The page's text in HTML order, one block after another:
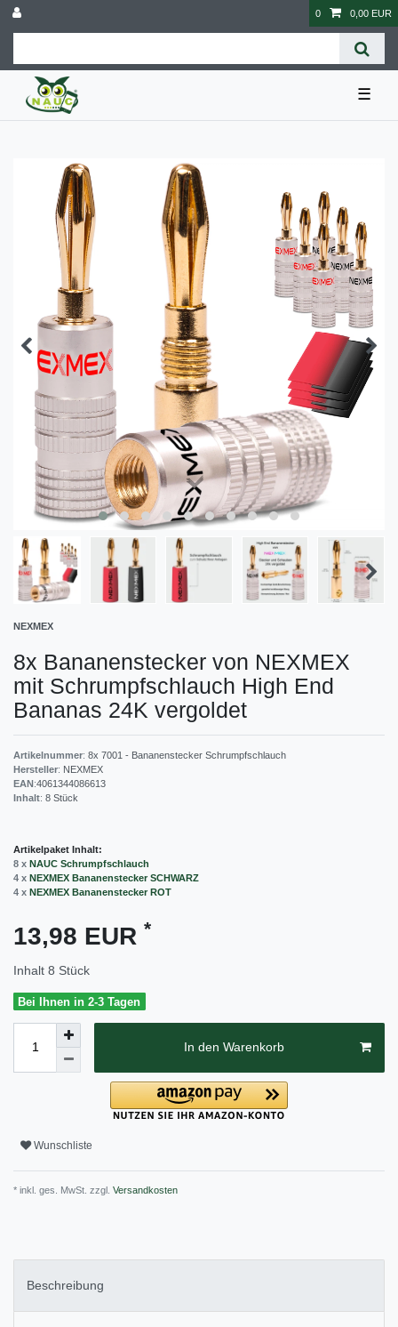
0 0,00 EUR
☰
NEXMEX
8x Bananenstecker von NEXMEX
mit Schrumpfschlauch High End
Bananas 24K vergoldet
Artikelnummer: 8x 7001 - Bananenstecker Schrumpfschlauch
Hersteller: NEXMEX
EAN:4061344086613
Inhalt: 8 Stück
Artikelpaket Inhalt:
8 x NAUC Schrumpfschlauch
4 x NEXMEX Bananenstecker SCHWARZ
4 x NEXMEX Bananenstecker ROT
13,98 EUR *
Inhalt 8 Stück
Bei Ihnen in 2-3 Tagen
In den Warenkorb
Wunschliste
* inkl. ges. MwSt. zzgl. Versandkosten
Beschreibung